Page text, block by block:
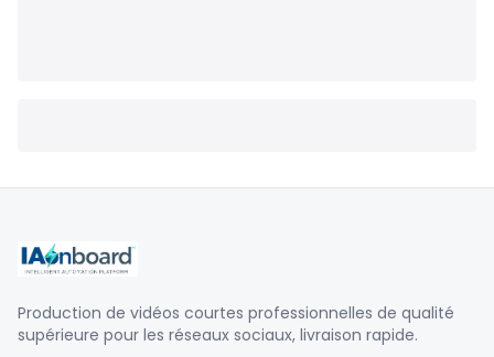
Production de vidéos courtes professionnelles de qualité
supérieure pour les réseaux sociaux, livraison rapide.